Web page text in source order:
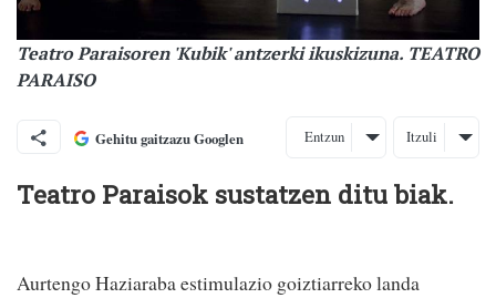
Teatro Paraisoren 'Kubik' antzerki ikuskizuna. TEATRO
PARAISO
Gehitu gaitzazu Googlen Entzun Itzuli
Teatro Paraisok sustatzen ditu biak.
Aurtengo Haziaraba estimulazio goiztiarreko landa